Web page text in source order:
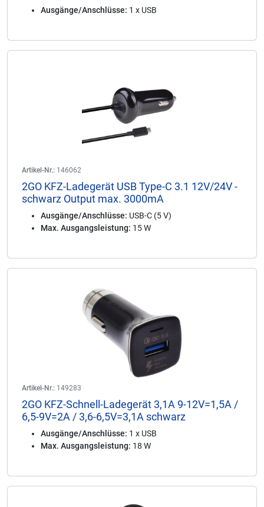
Ausgänge/Anschlüsse: 1 x USB
Artikel-Nr.: 146062
2GO KFZ-Ladegerät USB Type-C 3.1 12V/24V -
schwarz Output max. 3000mA
Ausgänge/Anschlüsse: USB-C (5 V)
Max. Ausgangsleistung: 15 W
Artikel-Nr.: 149283
2GO KFZ-Schnell-Ladegerät 3,1A 9-12V=1,5A /
6,5-9V=2A / 3,6-6,5V=3,1A schwarz
Ausgänge/Anschlüsse: 1 x USB
Max. Ausgangsleistung: 18 W